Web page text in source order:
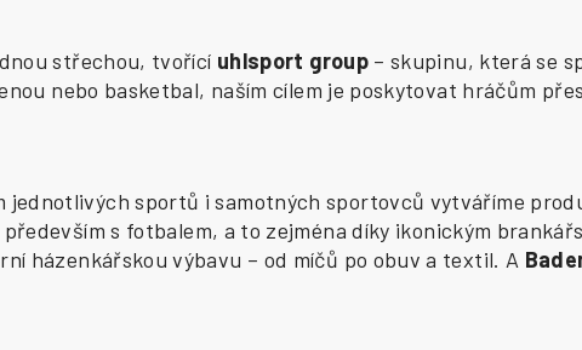
střechou, tvořící uhlsport group– skupinu, která se
nebo basketbal, naším cílem je poskytovat hráčům
jednotlivých sportů i samotných sportovců vytváříme
s fotbalem, a to zejména díky ikonickým
házenkářskou výbavu – od míčů po obuv a textil. A